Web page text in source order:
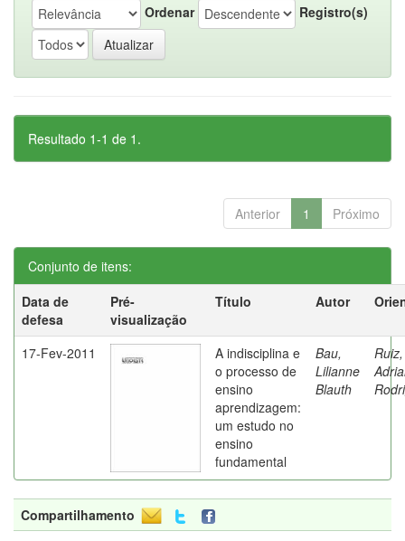
Ordenar
Registro(s)
Resultado 1-1 de 1.
Anterior 1 Próximo
Conjunto de itens:
Data de
defesa
Pré-
visualização
Título Autor
17-Fev-2011
A indisciplina e
o processo de
ensino
aprendizagem:
um estudo no
ensino
fundamental
Bau,
Lilianne
Blauth
Ruiz,
Compartilhamento